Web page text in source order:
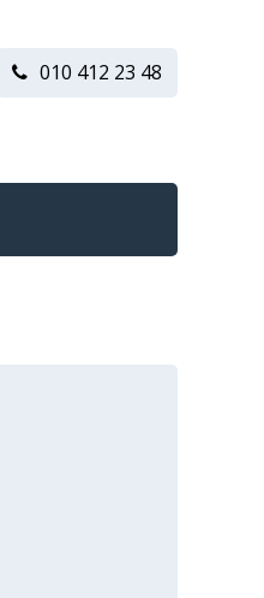
010 412 23 48